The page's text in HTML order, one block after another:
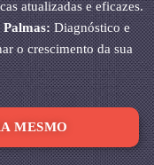
atualizadas e eficazes.
Diagnóstico e
o crescimento da sua
MESMO